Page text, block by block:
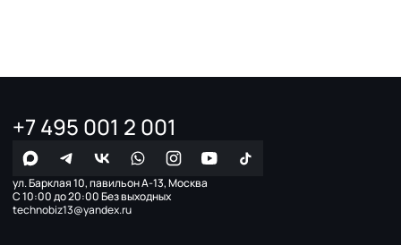
+7 495 001 2 001
ул. Барклая 10, павильон А-13, Москва
С 10:00 до 20:00 Без выходных
technobiz13@yandex.ru